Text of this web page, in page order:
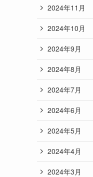
2024年11月
2024年10月
2024年9月
2024年8月
2024年7月
2024年6月
2024年5月
2024年4月
2024年3月